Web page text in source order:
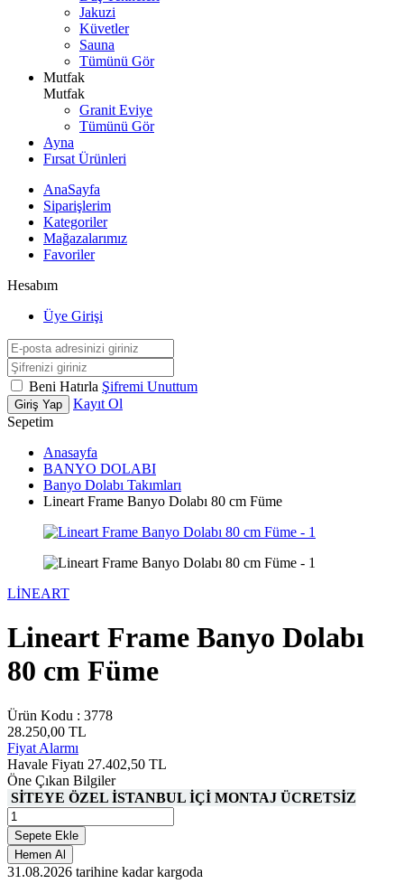
Jakuzi
Küvetler
Sauna
Tümünü Gör
Mutfak
Mutfak
Granit Eviye
Tümünü Gör
Ayna
Fırsat Ürünleri
AnaSayfa
Siparişlerim
Kategoriler
Mağazalarımız
Favoriler
Hesabım
Üye Girişi
Beni Hatırla Şifremi Unuttum
Giriş Yap
Kayıt Ol
Sepetim
Anasayfa
BANYO DOLABI
Banyo Dolabı Takımları
Lineart Frame Banyo Dolabı 80 cm Füme
LİNEART
Lineart Frame Banyo Dolabı
80 cm Füme
Ürün Kodu : 3778
28.250,00 TL
Fiyat Alarmı
Havale Fiyatı 27.402,50 TL
Öne Çıkan Bilgiler
SİTEYE ÖZEL İSTANBUL İÇİ MONTAJ ÜCRETSİZ
Sepete Ekle
Hemen Al
31.08.2026 tarihine kadar kargoda